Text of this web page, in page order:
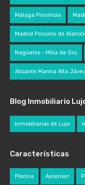
Málaga Provincia
Madrid Pozuelo de
Nagüeles - Milla de Oro
Alicante Marina Alta
Blog Inmobiliario
Inmobiliarias de Lujo
Características
Piscina Ascensor